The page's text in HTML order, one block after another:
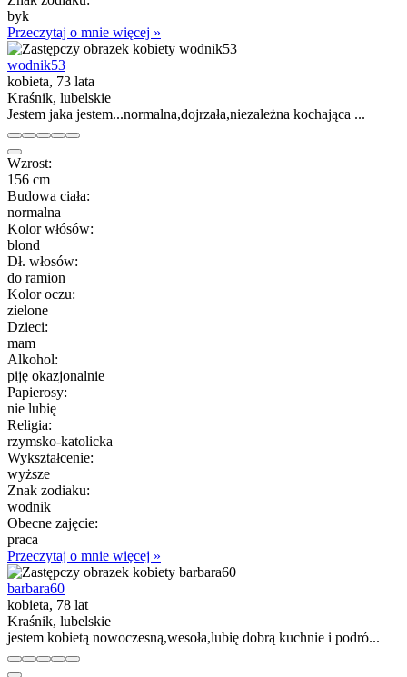
byk
Przeczytaj o mnie więcej »
wodnik53
kobieta, 73 lata
Kraśnik, lubelskie
Jestem jaka jestem...normalna,dojrzała,niezależna kochająca ...
Wzrost:
156 cm
Budowa ciała:
normalna
Kolor włósów:
blond
Dł. włosów:
do ramion
Kolor oczu:
zielone
Dzieci:
mam
Alkohol:
piję okazjonalnie
Papierosy:
nie lubię
Religia:
rzymsko-katolicka
Wykształcenie:
wyższe
Znak zodiaku:
wodnik
Obecne zajęcie:
praca
Przeczytaj o mnie więcej »
barbara60
kobieta, 78 lat
Kraśnik, lubelskie
jestem kobietą nowoczesną,wesoła,lubię dobrą kuchnie i podró...